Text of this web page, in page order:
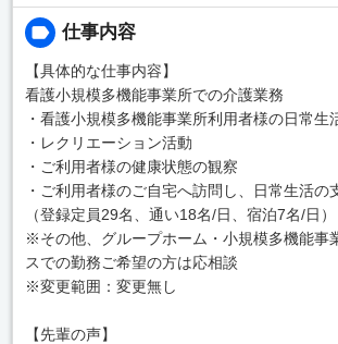
仕事内容
【具体的な仕事内容】
看護小規模多機能事業所での介護業務
・看護小規模多機能事業所利用者様の日常生
・レクリエーション活動
・ご利用者様の健康状態の観察
・ご利用者様のご自宅へ訪問し、日常生活の
（登録定員29名、通い18名/日、宿泊7名/日）
※その他、グループホーム・小規模多機能事
スでの勤務ご希望の方は応相談
※変更範囲：変更無し
【先輩の声】